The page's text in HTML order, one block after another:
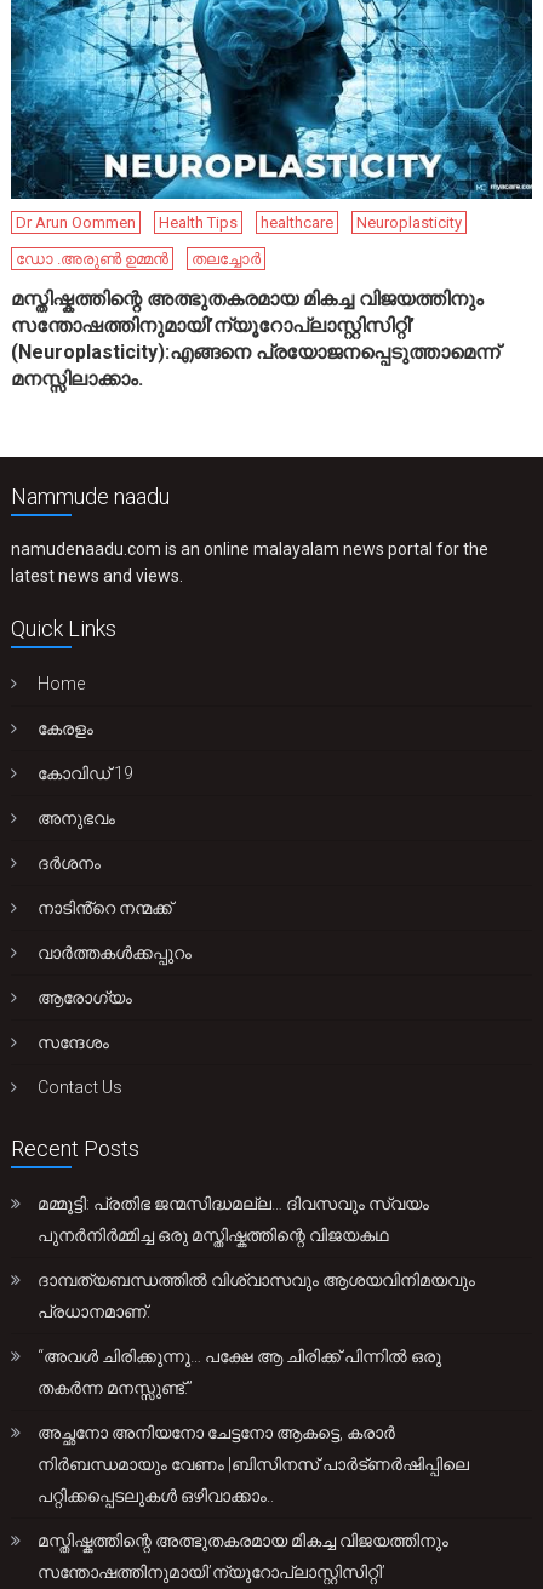
Dr Arun Oommen Health Tips healthcare
Neuroplasticity
ഡോ .അരുൺ ഉമ്മൻ
തലച്ചോർ
മസ്തിഷ്കത്തിന്റെ അത്ഭുതകരമായ മികച്ച വിജയത്തിനും
സന്തോഷത്തിനുമായി’ന്യൂറോപ്ലാസ്റ്റിസിറ്റി’
(Neuroplasticity):എങ്ങനെ പ്രയോജനപ്പെടുത്താമെന്ന്
മനസ്സിലാക്കാം.
Nammude naadu
namudenaadu.com is an online malayalam news portal for the
latest news and views.
Quick Links
Home
കേരളം
കോവിഡ് 19
അനുഭവം
ദർശനം
നാടിൻ്റെ നന്മക്ക്
വാർത്തകൾക്കപ്പുറം
ആരോഗ്യം
സന്ദേശം
Contact Us
Recent Posts
മമ്മൂട്ടി: പ്രതിഭ ജന്മസിദ്ധമല്ല… ദിവസവും സ്വയം
പുനർനിർമ്മിച്ച ഒരു മസ്തിഷ്കത്തിന്റെ വിജയകഥ
ദാമ്പത്യബന്ധത്തിൽ വിശ്വാസവും ആശയവിനിമയവും
പ്രധാനമാണ്.
“അവൾ ചിരിക്കുന്നു… പക്ഷേ ആ ചിരിക്ക് പിന്നിൽ ഒരു
തകർന്ന മനസ്സുണ്ട്.”
അച്ഛനോ അനിയനോ ചേട്ടനോ ആകട്ടെ, കരാർ
നിർബന്ധമായും വേണം |ബിസിനസ് പാർട്ണർഷിപ്പിലെ
പറ്റിക്കപ്പെടലുകൾ ഒഴിവാക്കാം..
മസ്തിഷ്കത്തിന്റെ അത്ഭുതകരമായ മികച്ച വിജയത്തിനും
സന്തോഷത്തിനുമായി’ന്യൂറോപ്ലാസ്റ്റിസിറ്റി’